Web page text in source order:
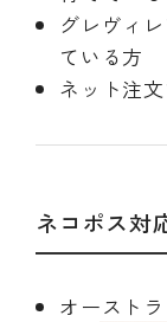
グレヴィ
ている方
ネット注
ネコポス対
オースト